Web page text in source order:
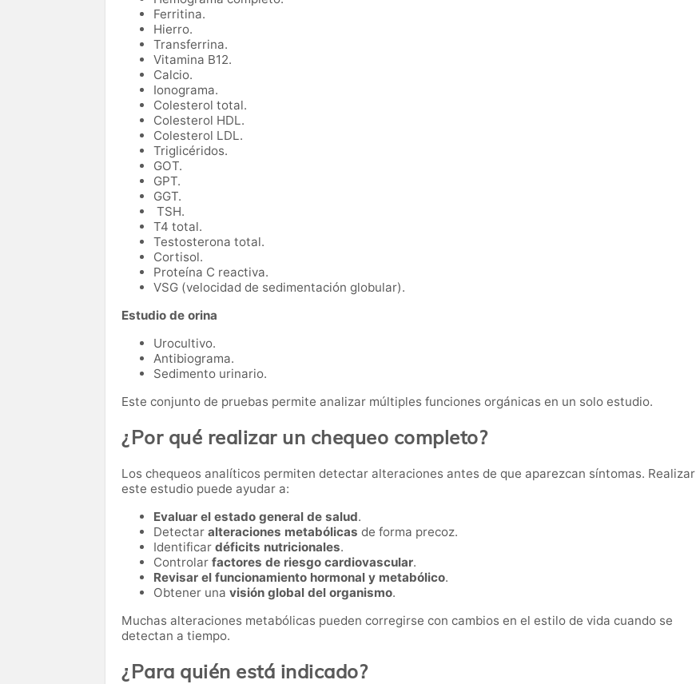
Ferritina.
Hierro.
Transferrina.
Vitamina B12.
Calcio.
Ionograma.
Colesterol total.
Colesterol HDL.
Colesterol LDL.
Triglicéridos.
GOT.
GPT.
GGT.
TSH.
T4 total.
Testosterona total.
Cortisol.
Proteína C reactiva.
VSG (velocidad de sedimentación globular).
Estudio de orina
Urocultivo.
Antibiograma.
Sedimento urinario.
Este conjunto de pruebas permite analizar múltiples funciones orgánicas en un solo estudio.
¿Por qué realizar un chequeo completo?
Los chequeos analíticos permiten detectar alteraciones antes de que aparezcan síntomas. Realizar
este estudio puede ayudar a:
Evaluar el estado general de salud.
Detectar alteraciones metabólicas de forma precoz.
Identificar déficits nutricionales.
Controlar factores de riesgo cardiovascular.
Revisar el funcionamiento hormonal y metabólico.
Obtener una visión global del organismo.
Muchas alteraciones metabólicas pueden corregirse con cambios en el estilo de vida cuando se
detectan a tiempo.
¿Para quién está indicado?